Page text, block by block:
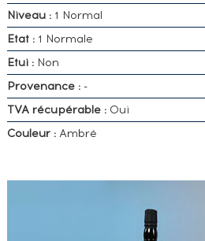
Niveau :1 Normal
Etat :1 Normale
Etui :Non
Provenance :-
TVA récupérable :Oui
Couleur :Ambré
POSSÉDEZ